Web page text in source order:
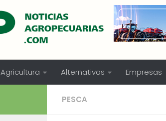
Agricultura Alternativas Empresas
PESCA